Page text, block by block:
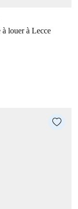
à louer à Lecce